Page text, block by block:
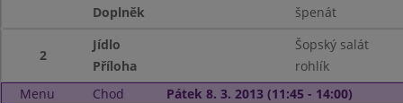
Doplněk
špenát
2
Jídlo
Šopský salát
Příloha
rohlík
Menu
Chod Pátek 8. 3. 2013 (11:45 - 14:00)